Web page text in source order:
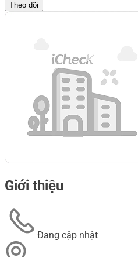
Theo dõi
Giới thiệu
Đang cập nhật